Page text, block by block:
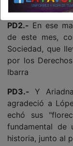
Unidos en
PD2.- En ese
de este mes,
Sociedad, que
por los
Ibarra
PD3.- Y
agradeció a
echó sus
fundamental de
historia, junto al